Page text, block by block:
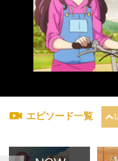
エピソード一覧